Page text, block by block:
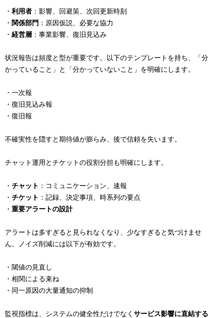
・ 利用者 ：影響、回避策、次回更新時刻
・ 関係部門 ：原因仮説、必要な協力
・ 経営層 ：事業影響、復旧見込み
状況報告は頻度と型が重要です。以下のテンプレートを持ち、「分
かっていること」と「分かっていないこと」を明確にします。
・一次報
・復旧見込み報
・復旧報
不確実性を隠すと期待値が膨らみ、後で信頼を失います。
チャット運用とチケットの役割分担も明確にします。
・ チャット ：コミュニケーション、速報
・ チケット ：記録、決定事項、時系列の要点
・ 重要アラートの設計
アラートは多すぎると見られなくなり、少なすぎると気づけませ
ん。ノイズ削減には以下が有効です。
・閾値の見直し
・相関による束ね
・同一原因の大量通知の抑制
監視指標は、システムの健全性だけでなく サービス影響に直結する